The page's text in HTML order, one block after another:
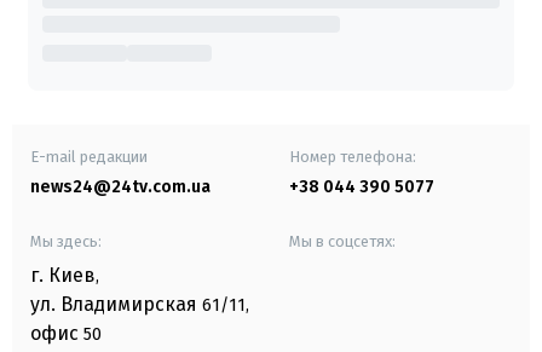
E-mail редакции
news24@24tv.com.ua
Номер телефона:
+38 044 390 5077
Мы здесь:
г. Киев,
ул. Владимирская 61/11,
офис 50
Мы в соцсетях: